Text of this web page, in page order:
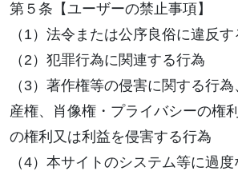
第５条【ユーザーの禁止事項】
（1）法令または公序良俗に違反
（2）犯罪行為に関連する行為
（3）著作権等の侵害に関する行
産権、肖像権・プライバシーの権
の権利又は利益を侵害する行為
（4）本サイトのシステム等に過